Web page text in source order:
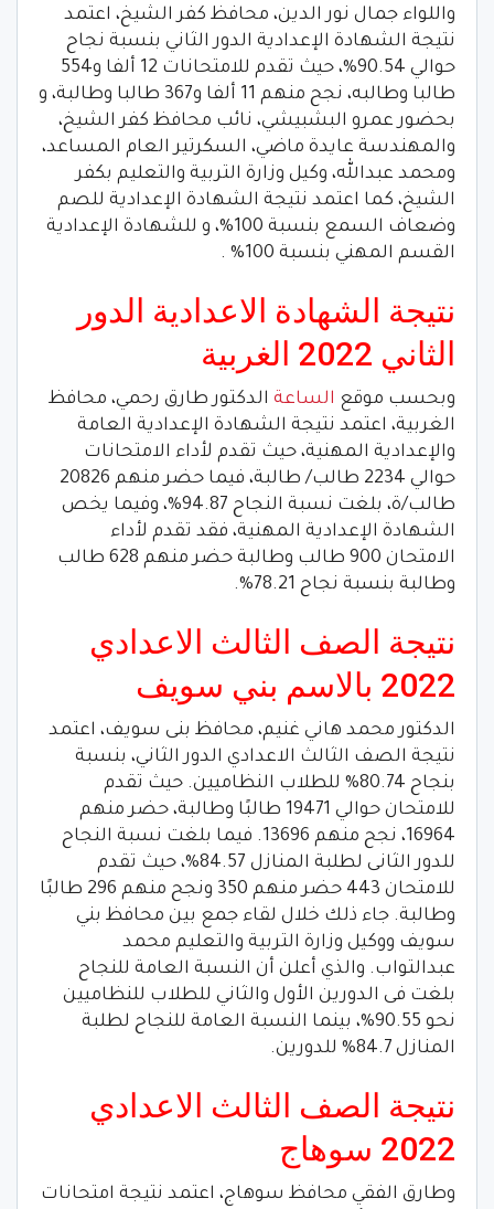
واللواء جمال نور الدين، محافظ كفر الشيخ، اعتمد
نتيجة الشهادة الإعدادية الدور الثاني بنسبة نجاح
حوالي 90.54%، حيث تقدم للامتحانات 12 ألفا و554
طالبا وطالبه، نجح منهم 11 ألفا و367 طالبا وطالبة، و
بحضور عمرو البشبيشي، نائب محافظ كفر الشيخ،
والمهندسة عايدة ماضي، السكرتير العام المساعد،
ومحمد عبدالله، وكيل وزارة التربية والتعليم بكفر
الشيخ، كما اعتمد نتيجة الشهادة الإعدادية للصم
وضعاف السمع بنسبة 100%، و للشهادة الإعدادية
القسم المهني بنسبة 100% .
نتيجة الشهادة الاعدادية الدور
الثاني 2022 الغربية
وبحسب موقع الساعة الدكتور طارق رحمي، محافظ
الغربية، اعتمد نتيجة الشهادة الإعدادية العامة
والإعدادية المهنية، حيث تقدم لأداء الامتحانات
حوالي 2234 طالب/ طالبة، فيما حضر منهم 20826
طالب/ة، بلغت نسبة النجاح 94.87%، وفيما يخص
الشهادة الإعدادية المهنية، فقد تقدم لأداء
الامتحان 900 طالب وطالبة حضر منهم 628 طالب
وطالبة بنسبة نجاح 78.21%.
نتيجة الصف الثالث الاعدادي
2022 بالاسم بني سويف
الدكتور محمد هاني غنيم، محافظ بنى سويف، اعتمد
نتيجة الصف الثالث الاعدادي الدور الثاني، بنسبة
بنجاح 80.74% للطلاب النظاميين. حيث تقدم
للامتحان حوالي 19471 طالبًا وطالبة، حضر منهم
16964، نجح منهم 13696. فيما بلغت نسبة النجاح
للدور الثانى لطلبة المنازل 84.57%، حيث تقدم
للامتحان 443 حضر منهم 350 ونجح منهم 296 طالبًا
وطالبة. جاء ذلك خلال لقاء جمع بين محافظ بني
سويف ووكيل وزارة التربية والتعليم محمد
عبدالتواب. والذي أعلن أن النسبة العامة للنجاح
بلغت فى الدورين الأول والثاني للطلاب للنظاميين
نحو 90.55%، بينما النسبة العامة للنجاح لطلبة
المنازل 84.7% للدورين.
نتيجة الصف الثالث الاعدادي
2022 سوهاج
وطارق الفقي محافظ سوهاج، اعتمد نتيجة امتحانات